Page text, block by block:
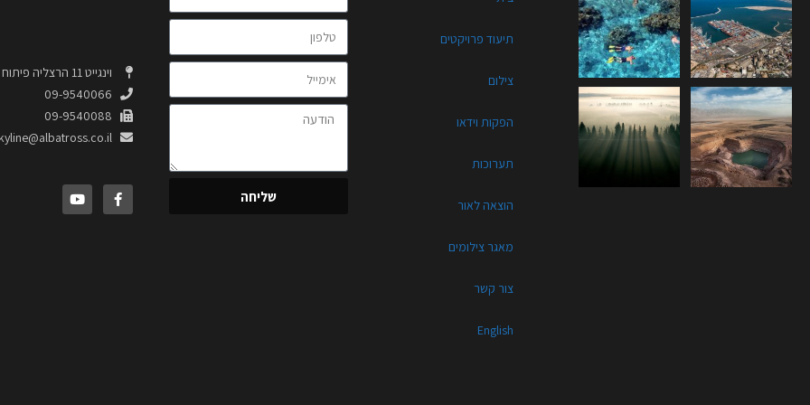
תיעוד פרויקטים
צילום
הפקות וידאו
תערוכות
הוצאה לאור
מאגר צילומים
צור קשר
English
שליחה
וינגייט 11 הרצליה פיתוח 4664320
09-9540066
09-9540088